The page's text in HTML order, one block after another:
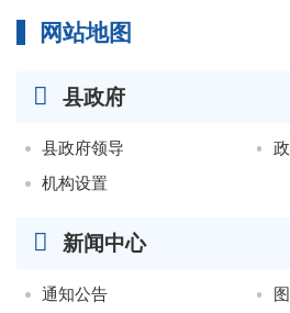
网站地图
县政府
县政府领导
机构设置
新闻中心
通知公告